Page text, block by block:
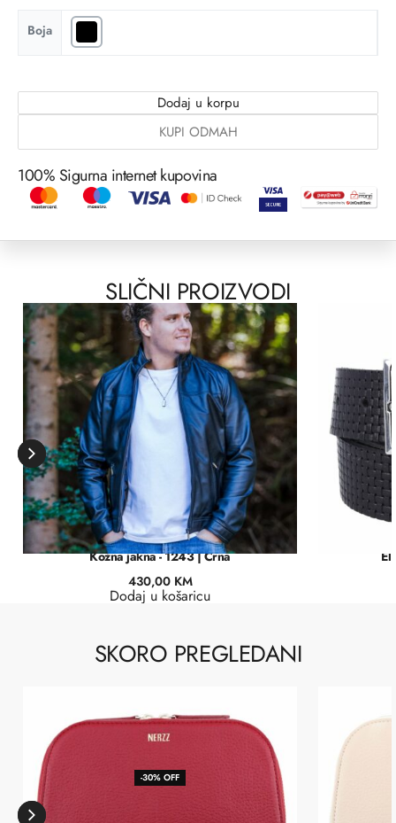
Boja
Dodaj u korpu
KUPI ODMAH
100% Sigurna internet kupovina
SLIČNI PROIZVODI
Kožna jakna - 1243 | Crna
430,00 KM
Dodaj u košaricu
SKORO PREGLEDANI
-30% OFF